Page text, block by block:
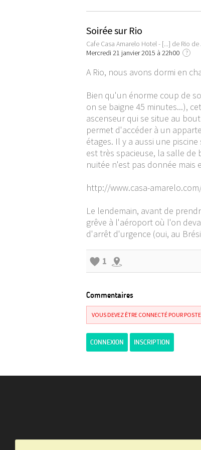
Soirée sur Rio
Cafe Casa Amarelo Hotel - [...] de Rio
Mercredi 21 janvier 2015 à 22h00
?
A Rio, nous avons dormi en
Bien qu'un énorme coup de
on se baigne 45 minutes...),
ascenseur qui se situe au
permet d'accéder à un
étages. Il y a aussi une
est très spacieuse, la salle
nuitée n'est pas donnée mais
http://www.casa-
Le lendemain, avant de
grêve à l'aéroport où l'on
d'arrêt d'urgence (oui, au
1
Commentaires
VOUS DEVEZ ÊTRE CONNECTÉ POUR
CONNEXION INSCRIPTION